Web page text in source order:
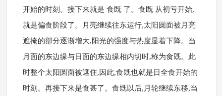
开始的时刻。接下来就是 食既 了。食既 从初亏开始,
就是偏食阶段了。月亮继续往东运行,太阳圆面被月亮
遮掩的部分逐渐增大,阳光的强度与热度显着下降。当
月面的东边缘与日面的东边缘相内切时,称为食既。此
时整个太阳圆面被遮住,因此,食既也就是日全食开始的
时刻。再接下来是食甚了。食既以后,月轮继续东移,当